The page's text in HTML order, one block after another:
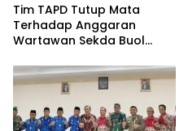
Tim TAPD Tutup Mata
Terhadap Anggaran
Wartawan Sekda Buol
Jurnalis